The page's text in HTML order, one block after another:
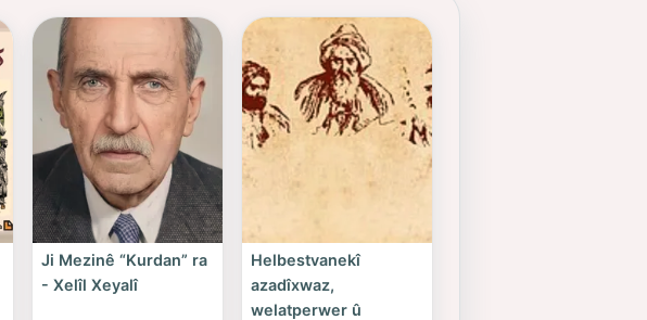
Ji Mezinê “Kurdan” ra
- Xelîl Xeyalî
Helbestvanekî
azadîxwaz,
welatperwer û